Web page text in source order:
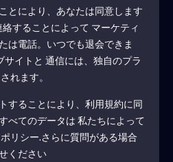
とにより、あなたは同意します
することによって マーケティ
は電話。いつでも退会できま
サイトと 通信には、独自のプラ
れます。
することにより、利用規約に同
べてのデータは 私たちによって
リシー.さらに質問がある場合
ください